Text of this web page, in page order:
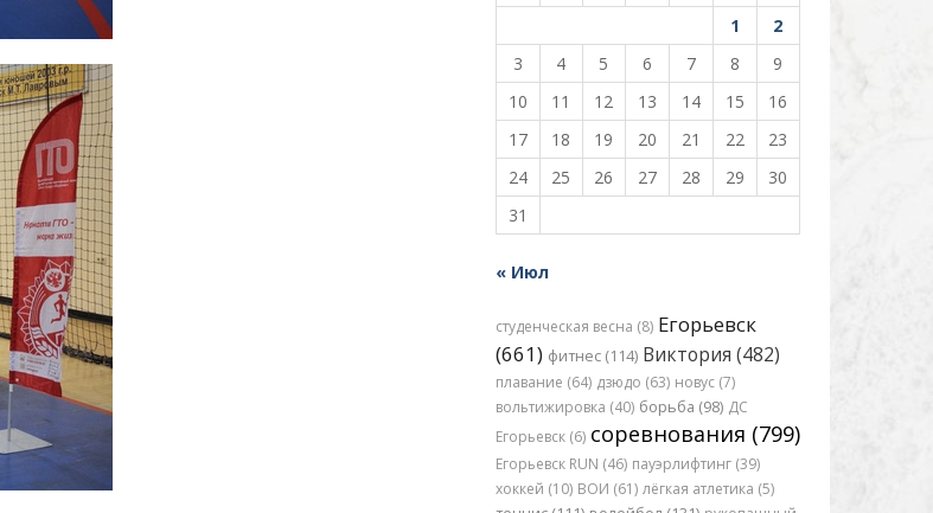
1
2
3
4 5 6 7 8
9
10
11 12 13 14 15
16
17
18 19 20 21 22
23
24
25 26 27 28 29
30
31
« Июл
студенческая весна (8) Егорьевск
(661) фитнес (114) Виктория (482)
плавание (64) дзюдо (63) новус (7)
вольтижировка (40) борьба (98) ДС
Егорьевск (6) соревнования (799)
Егорьевск RUN (46) пауэрлифтинг (39)
хоккей (10) ВОИ (61) лёгкая атлетика (5)